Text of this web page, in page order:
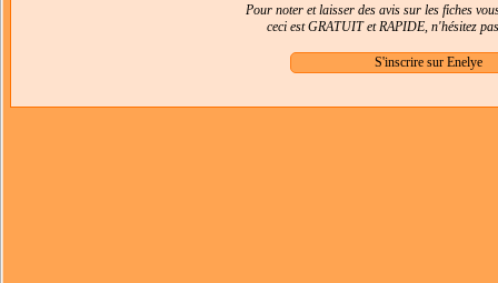
Pour noter et laisser des avis sur les fiches
ceci est GRATUIT et RAPIDE, n'hésitez